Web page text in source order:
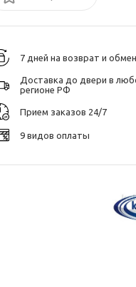
7 дней на возврат и обмен
Доставка до двери в
регионе РФ
Прием заказов 24/7
9 видов оплаты